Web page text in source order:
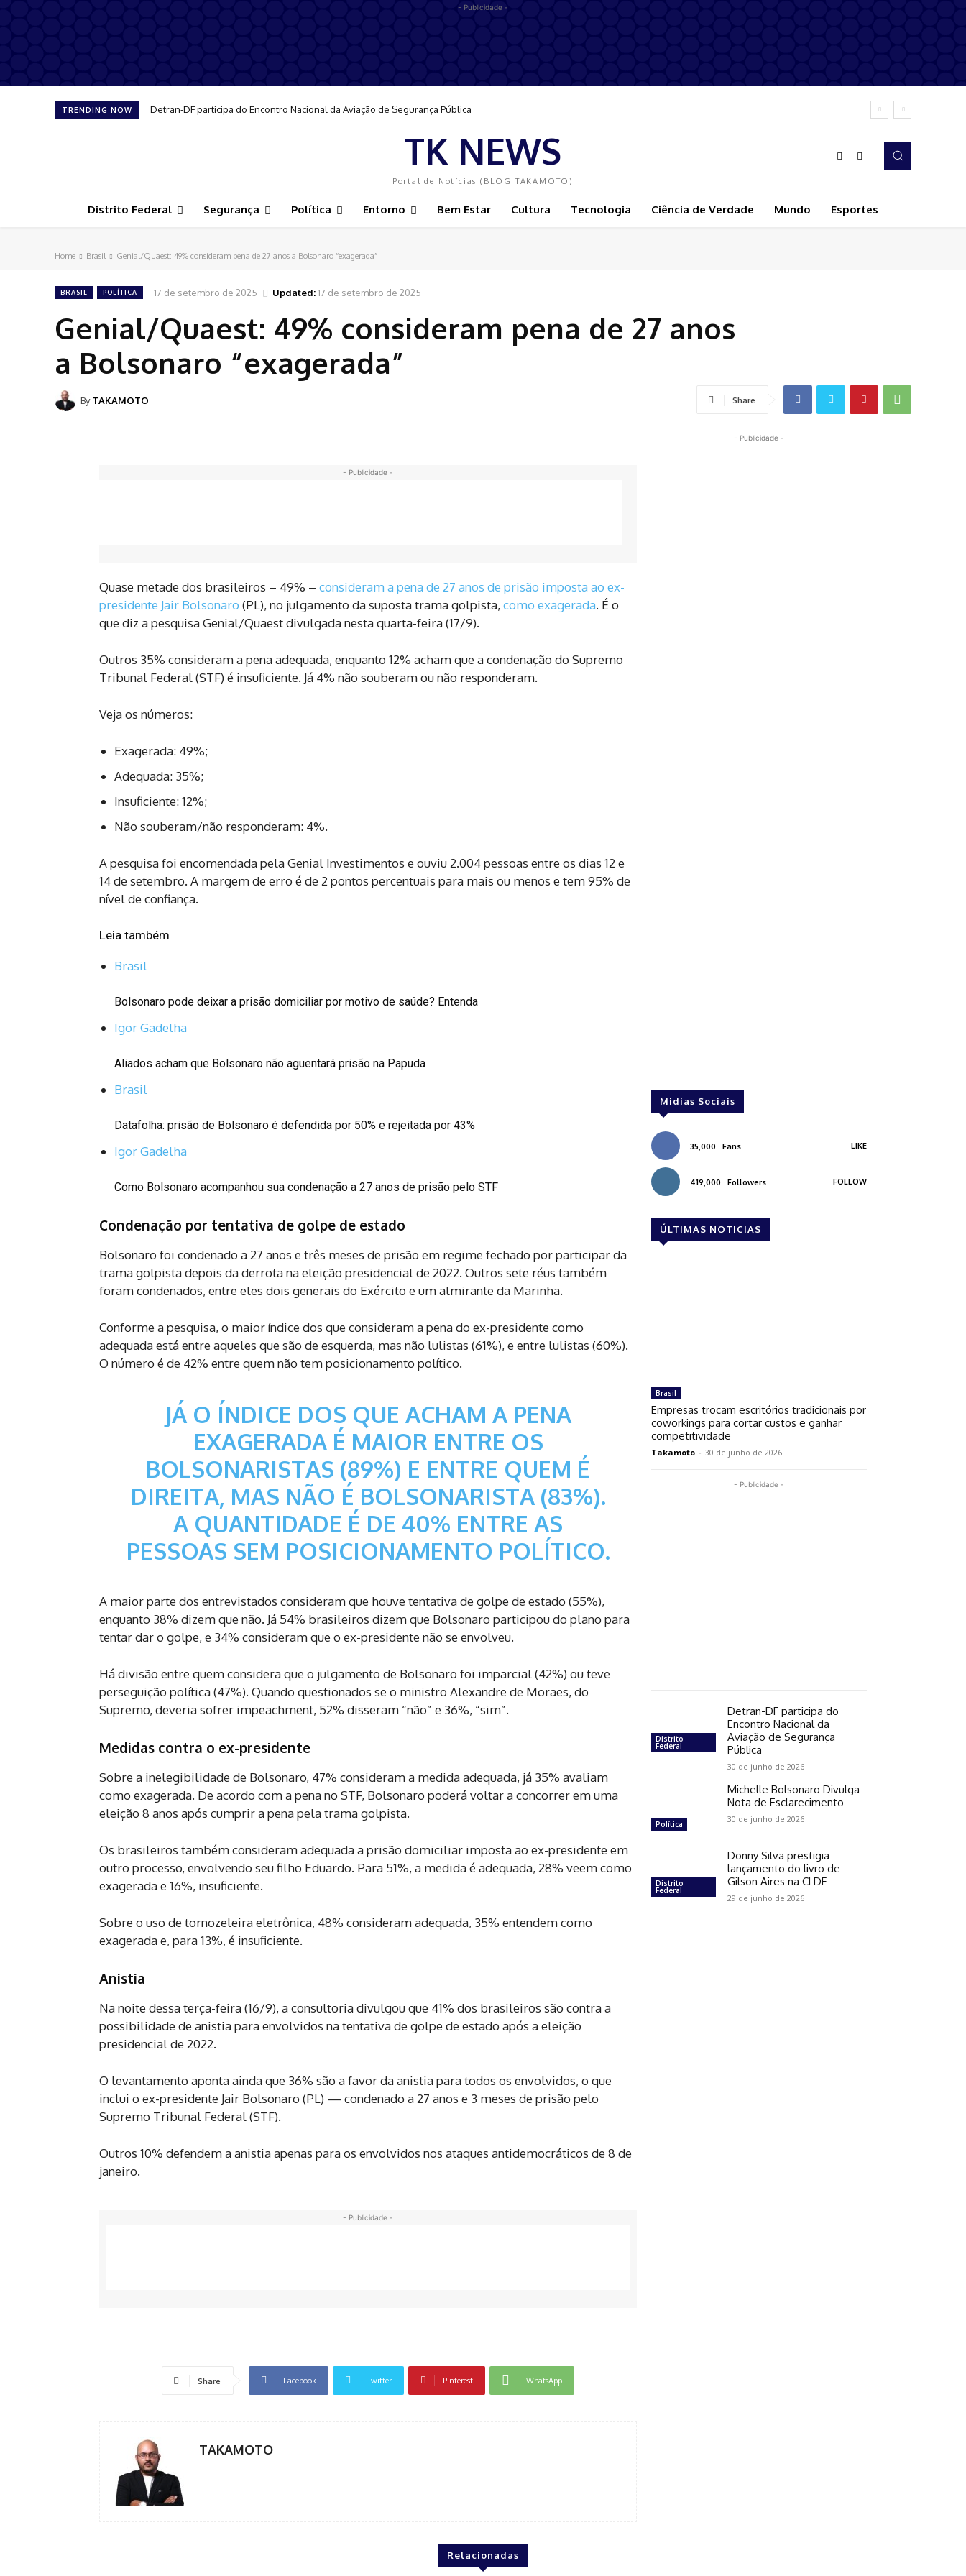
- Publicidade -
TRENDING NOW Detran-DF participa do Encontro Nacional da Aviação de Segurança Pública
TK NEWS
Portal de Notícias (BLOG TAKAMOTO)
Distrito Federal Segurança Política Entorno Bem Estar Cultura Tecnologia Ciência de Verdade Mundo Esportes
Home Brasil Genial/Quaest: 49% consideram pena de 27 anos a Bolsonaro “exagerada”
BRASIL POLÍTICA 17 de setembro de 2025 Updated:17 de setembro de 2025
Genial/Quaest: 49% consideram pena de 27 anos
a Bolsonaro “exagerada”
By TAKAMOTO Share
- Publicidade -
Quase metade dos brasileiros – 49% – consideram a pena de 27 anos de prisão imposta ao ex-
presidente Jair Bolsonaro (PL), no julgamento da suposta trama golpista, como exagerada. É o
que diz a pesquisa Genial/Quaest divulgada nesta quarta-feira (17/9).
Outros 35% consideram a pena adequada, enquanto 12% acham que a condenação do Supremo
Tribunal Federal (STF) é insuficiente. Já 4% não souberam ou não responderam.
Veja os números:
Exagerada: 49%;
Adequada: 35%;
Insuficiente: 12%;
Não souberam/não responderam: 4%.
A pesquisa foi encomendada pela Genial Investimentos e ouviu 2.004 pessoas entre os dias 12 e
14 de setembro. A margem de erro é de 2 pontos percentuais para mais ou menos e tem 95% de
nível de confiança.
Leia também
Brasil
Bolsonaro pode deixar a prisão domiciliar por motivo de saúde? Entenda
Igor Gadelha
Aliados acham que Bolsonaro não aguentará prisão na Papuda
Brasil
Datafolha: prisão de Bolsonaro é defendida por 50% e rejeitada por 43%
Igor Gadelha
Como Bolsonaro acompanhou sua condenação a 27 anos de prisão pelo STF
Condenação por tentativa de golpe de estado
Bolsonaro foi condenado a 27 anos e três meses de prisão em regime fechado por participar da
trama golpista depois da derrota na eleição presidencial de 2022. Outros sete réus também
foram condenados, entre eles dois generais do Exército e um almirante da Marinha.
Conforme a pesquisa, o maior índice dos que consideram a pena do ex-presidente como
adequada está entre aqueles que são de esquerda, mas não lulistas (61%), e entre lulistas (60%).
O número é de 42% entre quem não tem posicionamento político.
JÁ O ÍNDICE DOS QUE ACHAM A PENA
EXAGERADA É MAIOR ENTRE OS
BOLSONARISTAS (89%) E ENTRE QUEM É
DIREITA, MAS NÃO É BOLSONARISTA (83%).
A QUANTIDADE É DE 40% ENTRE AS
PESSOAS SEM POSICIONAMENTO POLÍTICO.
A maior parte dos entrevistados consideram que houve tentativa de golpe de estado (55%),
enquanto 38% dizem que não. Já 54% brasileiros dizem que Bolsonaro participou do plano para
tentar dar o golpe, e 34% consideram que o ex-presidente não se envolveu.
Há divisão entre quem considera que o julgamento de Bolsonaro foi imparcial (42%) ou teve
perseguição política (47%). Quando questionados se o ministro Alexandre de Moraes, do
Supremo, deveria sofrer impeachment, 52% disseram “não” e 36%, “sim”.
Medidas contra o ex-presidente
Sobre a inelegibilidade de Bolsonaro, 47% consideram a medida adequada, já 35% avaliam
como exagerada. De acordo com a pena no STF, Bolsonaro poderá voltar a concorrer em uma
eleição 8 anos após cumprir a pena pela trama golpista.
Os brasileiros também consideram adequada a prisão domiciliar imposta ao ex-presidente em
outro processo, envolvendo seu filho Eduardo. Para 51%, a medida é adequada, 28% veem como
exagerada e 16%, insuficiente.
Sobre o uso de tornozeleira eletrônica, 48% consideram adequada, 35% entendem como
exagerada e, para 13%, é insuficiente.
Anistia
Na noite dessa terça-feira (16/9), a consultoria divulgou que 41% dos brasileiros são contra a
possibilidade de anistia para envolvidos na tentativa de golpe de estado após a eleição
presidencial de 2022.
O levantamento aponta ainda que 36% são a favor da anistia para todos os envolvidos, o que
inclui o ex-presidente Jair Bolsonaro (PL) — condenado a 27 anos e 3 meses de prisão pelo
Supremo Tribunal Federal (STF).
Outros 10% defendem a anistia apenas para os envolvidos nos ataques antidemocráticos de 8 de
janeiro.
- Publicidade -
Share Facebook Twitter Pinterest WhatsApp
TAKAMOTO
- Publicidade -
Midias Sociais
35,000 Fans LIKE
419,000 Followers FOLLOW
ÚLTIMAS NOTICIAS
Brasil
Empresas trocam escritórios tradicionais por
coworkings para cortar custos e ganhar
competitividade
Takamoto - 30 de junho de 2026
- Publicidade -
Distrito
Federal
Detran-DF participa do
Encontro Nacional da
Aviação de Segurança
Pública
30 de junho de 2026
Política
Michelle Bolsonaro Divulga
Nota de Esclarecimento
30 de junho de 2026
Distrito
Federal
Donny Silva prestigia
lançamento do livro de
Gilson Aires na CLDF
29 de junho de 2026
Relacionadas